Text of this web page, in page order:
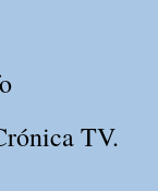
TV.